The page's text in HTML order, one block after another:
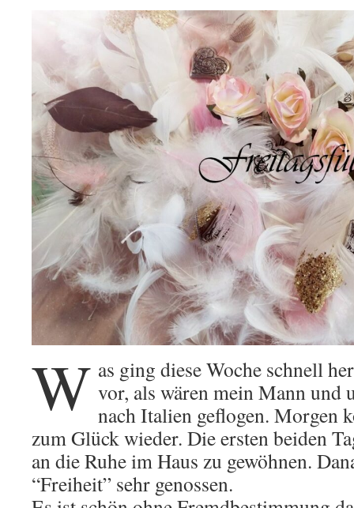
W as ging diese Woche schnell
vor, als wären mein Mann und
nach Italien geflogen. Morgen
zum Glück wieder. Die ersten beiden
an die Ruhe im Haus zu gewöhnen.
“Freiheit” sehr genossen.